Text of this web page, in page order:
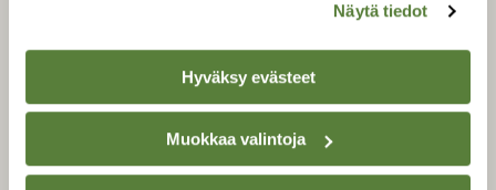
Näytä tiedot
Hyväksy evästeet
Muokkaa valintoja
Suomen Luonto -lehden
kustantaja onSuomen
luonnonsuojelu­liitto